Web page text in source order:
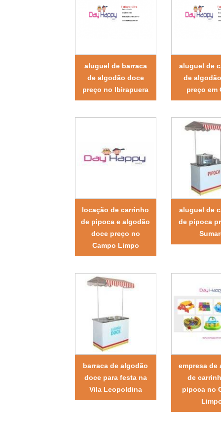
aluguel de barraca
de algodão doce
preço no Ibirapuera
aluguel de
de
preço em
locação de carrinho
de pipoca e algodão
doce preço no
Campo Limpo
aluguel de
de pipoca
barraca de algodão
doce para festa na
Vila Leopoldina
empresa de
de
pipoca no